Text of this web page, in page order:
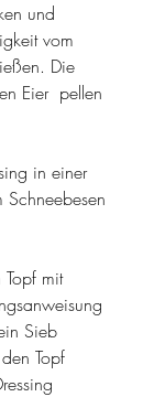
und
vom
Die
Eier  pellen
in einer
mit
Sieb
Topf